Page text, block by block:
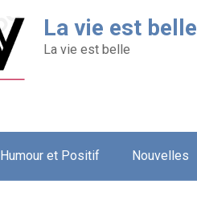
La vie est belle
La vie est belle
Humour et Positif Nouvelles